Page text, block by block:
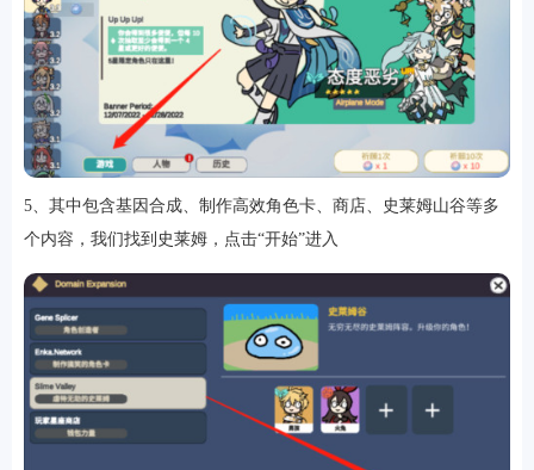
角色扮演小游戏恋爱养成沙盒模组up主自制赛车竞速策略塔防动作射
益智休闲冒险解谜 街机格斗模拟经营音乐游戏单机游戏战争策略
系统工具影音播放 摄影美颜办公商务
趣味新闻阅读 健康运动生活购物地图导航主题桌面
5、其中包含基因合成、制作高效角色卡、商店、史莱姆山谷等多
个内容，我们找到史莱姆，点击“开始”进入